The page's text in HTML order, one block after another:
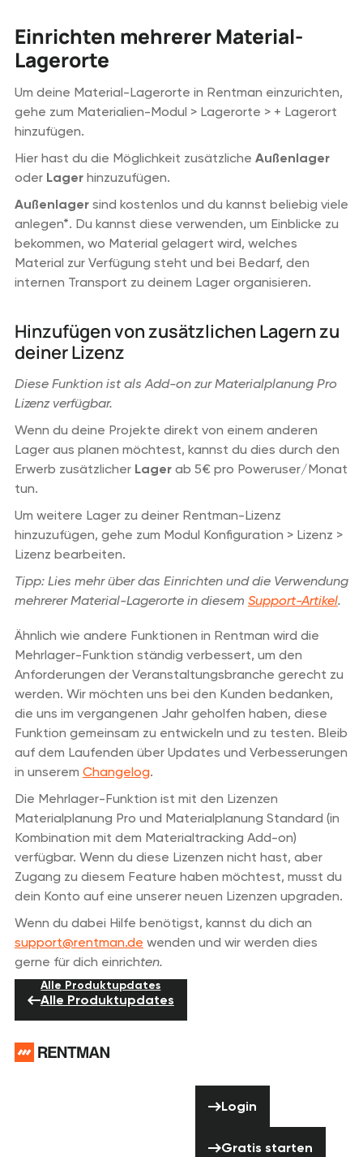
Einrichten mehrerer Material-
Lagerorte
Um deine Material-Lagerorte in Rentman einzurichten,
gehe zum Materialien-Modul > Lagerorte > + Lagerort
hinzufügen.
Hier hast du die Möglichkeit zusätzliche Außenlager
oder Lagerhinzuzufügen.
Außenlagersind kostenlos und du kannst beliebig viele
anlegen*. Du kannst diese verwenden, um Einblicke zu
bekommen, wo Material gelagert wird, welches
Material zur Verfügung steht und bei Bedarf, den
internen Transport zu deinem Lager organisieren.
Hinzufügen von zusätzlichen Lagern zu
deiner Lizenz
Diese Funktion ist als Add-on zur Materialplanung Pro
Lizenz verfügbar.
Wenn du deine Projekte direkt von einem anderen
Lager aus planen möchtest, kannst du dies durch den
Erwerb zusätzlicher Lager ab 5€ pro Poweruser/Monat
tun.
Um weitere Lager zu deiner Rentman-Lizenz
hinzuzufügen, gehe zum Modul Konfiguration > Lizenz >
Lizenz bearbeiten.
Tipp: Lies mehr über das Einrichten und die Verwendung
mehrerer Material-Lagerorte in diesem Support-Artikel.
Ähnlich wie andere Funktionen in Rentman wird die
Mehrlager-Funktion ständig verbessert, um den
Anforderungen der Veranstaltungsbranche gerecht zu
werden. Wir möchten uns bei den Kunden bedanken,
die uns im vergangenen Jahr geholfen haben, diese
Funktion gemeinsam zu entwickeln und zu testen. Bleib
auf dem Laufenden über Updates und Verbesserungen
in unserem Changelog.
Die Mehrlager-Funktion ist mit den Lizenzen
Materialplanung Pro und Materialplanung Standard (in
Kombination mit dem Materialtracking Add-on)
verfügbar. Wenn du diese Lizenzen nicht hast, aber
Zugang zu diesem Feature haben möchtest, musst du
dein Konto auf eine unserer neuen Lizenzen upgraden.
Wenn du dabei Hilfe benötigst, kannst du dich an
support@rentman.de wenden und wir werden dies
gerne für dich einrichten.
Alle Produktupdates
Alle Produktupdates
Login
Gratis starten